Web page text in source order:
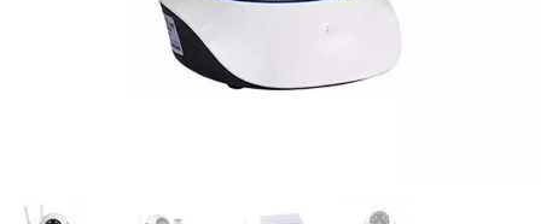
Pomoć pri kupovini